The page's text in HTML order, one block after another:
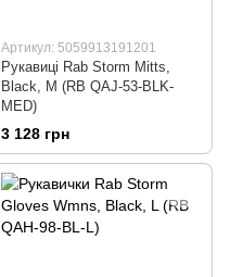
Артикул: 5059913191201
Рукавиці Rab Storm Mitts,
Black, M (RB QAJ-53-BLK-
MED)
3 128 грн